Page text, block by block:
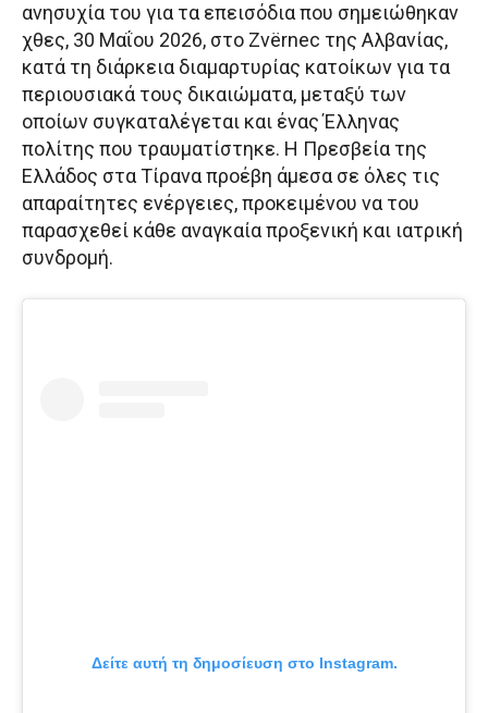
ανησυχία του για τα επεισόδια που σημειώθηκαν
χθες, 30 Μαΐου 2026, στο Zvërnec της Αλβανίας,
κατά τη διάρκεια διαμαρτυρίας κατοίκων για τα
περιουσιακά τους δικαιώματα, μεταξύ των
οποίων συγκαταλέγεται και ένας Έλληνας
πολίτης που τραυματίστηκε. Η Πρεσβεία της
Ελλάδος στα Τίρανα προέβη άμεσα σε όλες τις
απαραίτητες ενέργειες, προκειμένου να του
παρασχεθεί κάθε αναγκαία προξενική και ιατρική
συνδρομή.
Δείτε αυτή τη δημοσίευση στο Instagram.